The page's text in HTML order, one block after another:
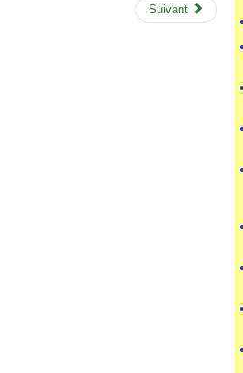
Suivant